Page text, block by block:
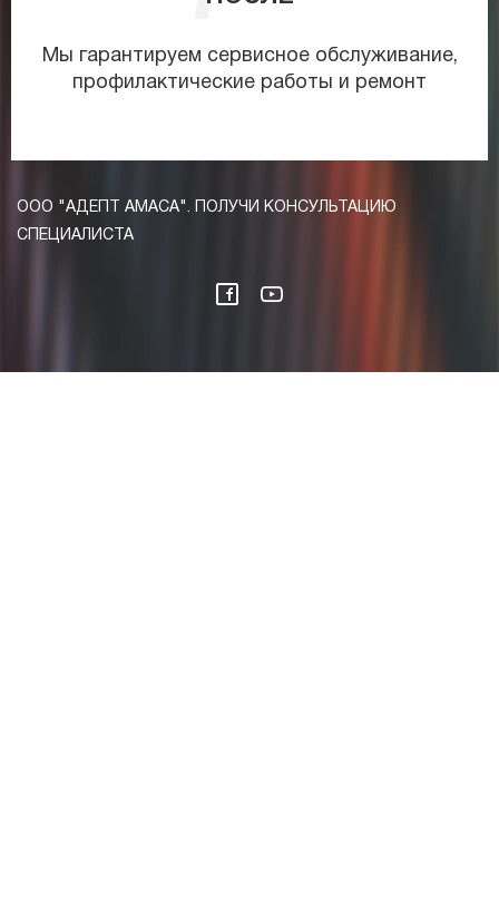
Мы гарантируем сервисное обслуживание,
профилактические работы и ремонт
ООО "АДЕПТ АМАСА". ПОЛУЧИ КОНСУЛЬТАЦИЮ
СПЕЦИАЛИСТА